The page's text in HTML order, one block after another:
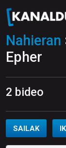
Nahieran
Epher
2 bideo
SAILAK